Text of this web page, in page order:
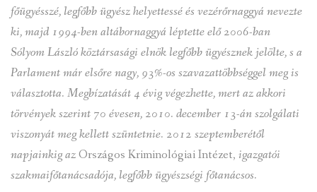
főügyésszé, legfőbb ügyész helyettessé és vezérőrnaggyá nevezte
ki, majd 1994-ben altábornaggyá léptette elő 2006-ban
Sólyom László köztársasági elnök legfőbb ügyésznek jelölte, s a
Parlament már elsőre nagy, 93%-os szavazattöbbséggel meg is
választotta. Megbízatását 4 évig végezhette, mert az akkori
törvények szerint 70 évesen, 2010. december 13-án szolgálati
viszonyát meg kellett szüntetnie. 2012 szeptemberétől
napjainkig azOrszágos Kriminológiai Intézet, igazgatói
szakmaifőtanácsadója, legfőbb ügyészségi főtanácsos.